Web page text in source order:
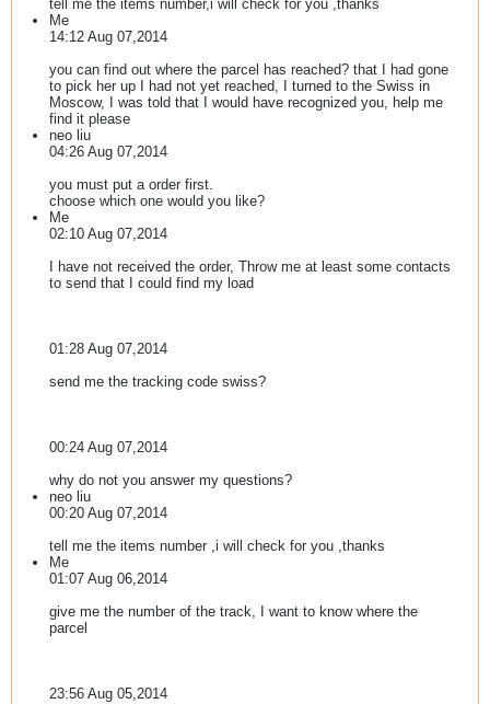
tell me the items number,i will check for you ,thanks
Me
14:12 Aug 07,2014
you can find out where the parcel has reached? that I had gone
to pick her up I had not yet reached, I turned to the Swiss in
Moscow, I was told that I would have recognized you, help me
find it please
neo liu
04:26 Aug 07,2014
you must put a order first.
choose which one would you like?
Me
02:10 Aug 07,2014
I have not received the order, Throw me at least some contacts
to send that I could find my load
01:28 Aug 07,2014
send me the tracking code swiss?
00:24 Aug 07,2014
why do not you answer my questions?
neo liu
00:20 Aug 07,2014
tell me the items number ,i will check for you ,thanks
Me
01:07 Aug 06,2014
give me the number of the track, I want to know where the
parcel
23:56 Aug 05,2014